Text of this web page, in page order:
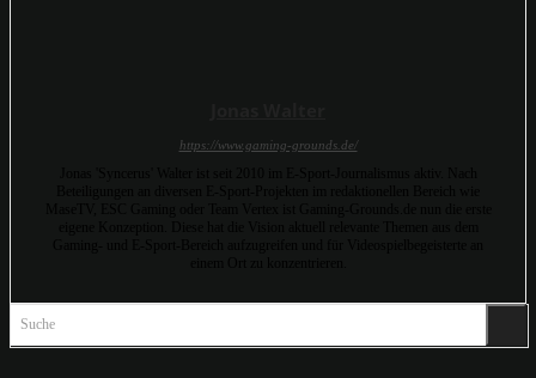
https://www.gaming-grounds.de/
Suche